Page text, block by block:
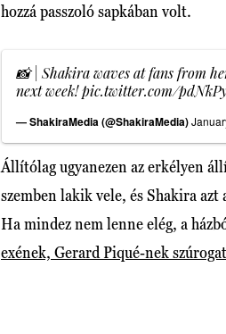
hozzá passzoló sapkában volt.
📸 | Shakira waves at fans from
next week!pic.twitter.com/
— ShakiraMedia (@ShakiraMedia)
Állítólag ugyanezen az erkélyen
szemben lakik vele, és Shakira
Ha mindez nem lenne elég, a
exének, Gerard Piqué-nek